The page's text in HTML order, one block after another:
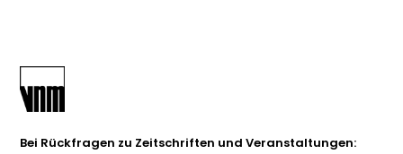
Bei Rückfragen zu Zeitschriften und Veranstaltungen: